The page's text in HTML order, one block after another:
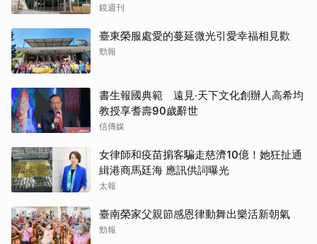
鏡週刊
臺東榮服處愛的蔓延微光引愛幸福相見歡
勁報
書生報國典範 遠見‧天下文化創辦人高希均
教授享耆壽90歲辭世
信傳媒
女律師和疫苗掮客騙走慈濟10億！她狂扯通
緝港商馬廷海 應訊供詞曝光
太報
臺南榮家父親節感恩律動舞出樂活新朝氣
勁報